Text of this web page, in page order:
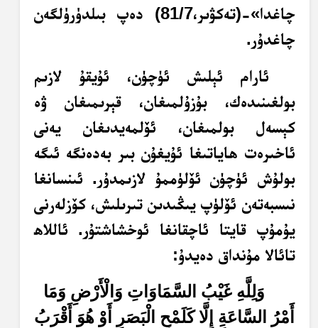
چاغدا»-(تەكۋىر،81/7) دەپ بىلدۈرۈلگەن
چاغدۇر.
ئارام ئېلىش ئۈچۈن، ئۇيقۇ لازىم
بولغىنىدەك، بۇزۇلمىغان، قېرىمىغان ۋە
كېسەل بولمىغان، ئۆلمەيدىغان يەنى
ئاخىرەت ھاياتىغا ئۇيغۇن بىر بەدەنگە ئىگە
بولۇش ئۈچۈن ئۆلۈممۇ لازىمدۇر. ئىنسانغا
نىسبەتەن ئۆلۈپ يىڭىدىن تىرىلىش، كۆزلەرنى
يۇمۇپ قايتا ئاچقانغا ئوخشاشتۇر. ئاللاھ
تائالا مۇنداق دەيدۇ:
وَلِلَّهِ غَيْبُ السَّمَاوَاتِ وَالْأَرْضِ وَمَا
أَمْرُ السَّاعَةِ إِلَّا كَلَمْحِ الْبَصَرِ أَوْ هُوَ أَقْرَبُ